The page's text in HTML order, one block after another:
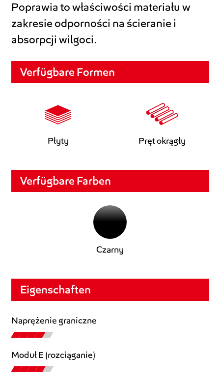
Poprawia to właściwości materiału w
zakresie odporności na ścieranie i
absorpcji wilgoci.
Verfügbare Formen
Płyty Pręt okrągły
Verfügbare Farben
Czarny
Eigenschaften
Naprężenie graniczne
Moduł E (rozciąganie)